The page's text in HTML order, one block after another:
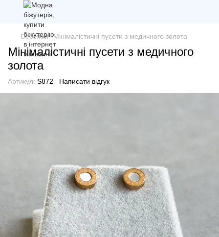
Сережки Мінімалістичні пусети з медичного золота
Мінімалістичні пусети з медичного
золота
Артикул: S872 Написати відгук